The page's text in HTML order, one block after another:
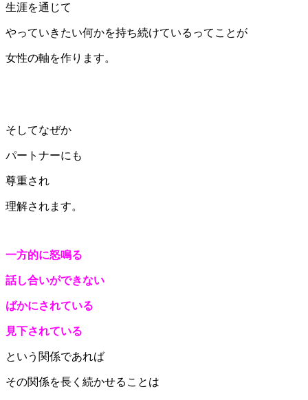
生涯を通じて
やっていきたい何かを持ち続けているってことが
女性の軸を作ります。
そしてなぜか
パートナーにも
尊重され
理解されます。
一方的に怒鳴る
話し合いができない
ばかにされている
見下されている
という関係であれば
その関係を長く続かせることは